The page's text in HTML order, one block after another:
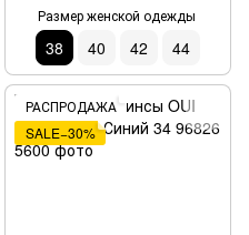
Размер женской одежды
38 40 42 44
РАСПРОДАЖА
SALE−30%